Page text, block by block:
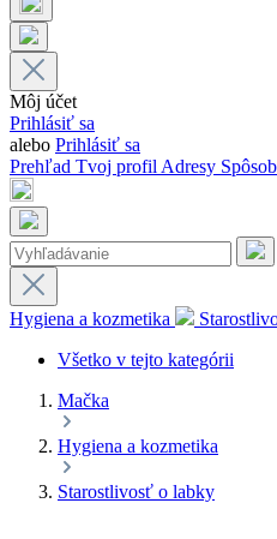
Môj účet
Prihlásiť sa
alebo Prihlásiť sa
Prehľad Tvoj profilAdresy
Hygiena a kozmetika
Všetko v tejto kategórii
Mačka
Hygiena a kozmetika
Starostlivosť o labky